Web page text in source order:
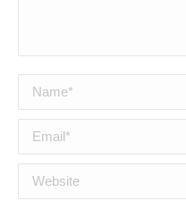
Name *
Email *
Website